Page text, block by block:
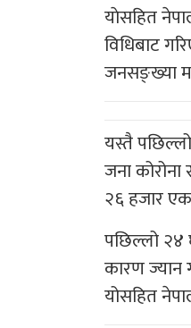
याेसहित
विधिबाट
जनसङ्ख्या
यस्तै
जना
२६ हजार
पछिल्लो २४
कारण ज्यान
योसहित